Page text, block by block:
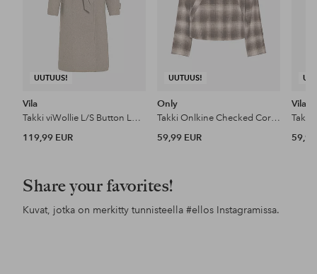
UUTUUS!
Vila
Takki viWollie L/S Button Long Coat
119,99 EUR
UUTUUS!
Only
Takki Onlkine Checked Cord Jacket CC Otw
59,99 EUR
Vila
59,99
Share your favorites!
Kuvat, jotka on merkitty tunnisteella #ellos Instagramissa.